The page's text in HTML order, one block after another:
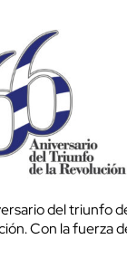
del triunfo
Con la fuerza